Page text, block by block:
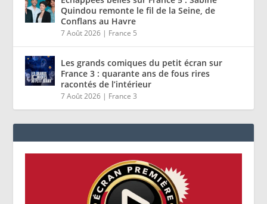
Quindou remonte le fil de la Seine, de
Conflans au Havre
7 Août 2026 | France 5
Les grands comiques du petit écran sur
France 3 : quarante ans de fous rires
racontés de l’intérieur
7 Août 2026 | France 3